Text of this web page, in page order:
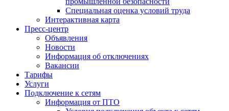
Специальная оценка условий труда
Интерактивная карта
Пресс-центр
Объявления
Новости
Информация об отключениях
Вакансии
Тарифы
Услуги
Подключение к сетям
Информация от ПТО